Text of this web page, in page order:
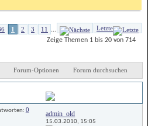
1 2 3 11 ...
Letzte
Zeige Themen 1 bis 20 von 714
Forum-Optionen Forum durchsuchen
0 admin_old
15.03.2010, 15:05